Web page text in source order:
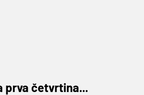
prva četvrtina...